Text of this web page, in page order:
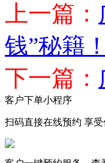
上一篇：
钱”秘籍！
下一篇：
客户下单小程序
扫码直接在线预约 享